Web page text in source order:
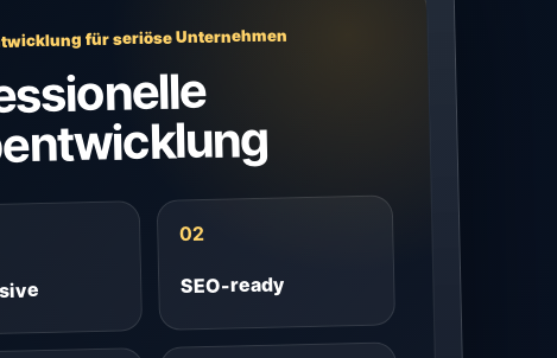
für seriöse Unternehmen
02
SEO-ready